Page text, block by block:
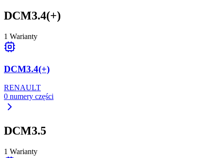
DCM3.4(+)
1 Warianty
DCM3.4(+)
RENAULT
0 numery części
DCM3.5
1 Warianty